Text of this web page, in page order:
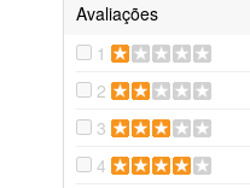
Avaliações
1
2
3
4